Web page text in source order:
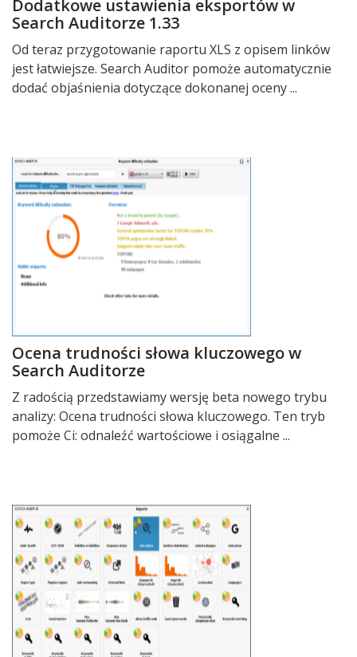
Dodatkowe ustawienia eksportów w
Search Auditorze 1.33
Od teraz przygotowanie raportu XLS z opisem linków
jest łatwiejsze. Search Auditor pomoże automatycznie
dodać objaśnienia dotyczące dokonanej oceny ...
Ocena trudności słowa kluczowego w
Search Auditorze
Z radością przedstawiamy wersję beta nowego trybu
analizy: Ocena trudności słowa kluczowego. Ten tryb
pomoże Ci: odnaleźć wartościowe i osiągalne ...